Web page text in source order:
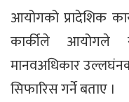
आयोगको प्रादेशिक
कार्कीले आयोगले
मानवअधिकार
सिफारिस गर्ने बताए ।